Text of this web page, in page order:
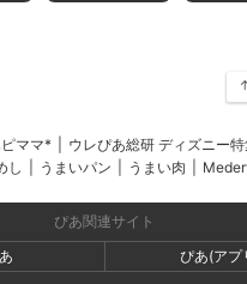
ママ* ウレぴあ総研 ディズニー
し
うまいパン うまい肉
ぴあ関連サイト
ぴあ(アプ